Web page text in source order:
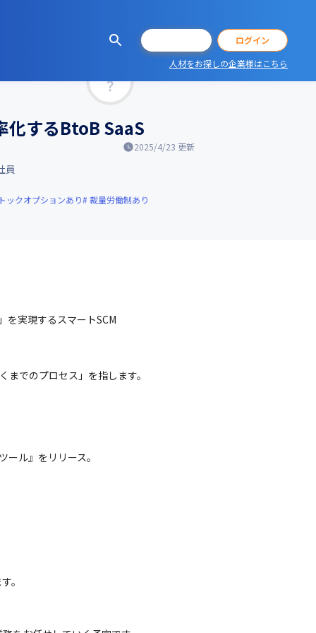
ログイン
人材をお探しの企業様はこちら
化するBtoB SaaS
2025/4/23 更新
員
ックオプションあり 裁量労働制あり
実現するスマートSCM
でのプロセス」を指します。
ル』をリリース。
。